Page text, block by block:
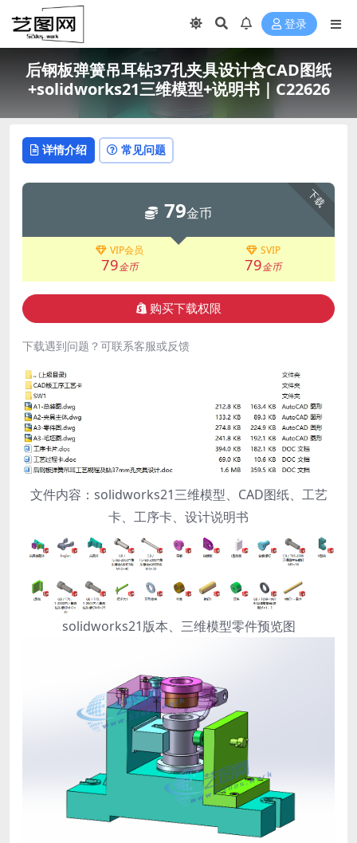
登录
后钢板弹簧吊耳钻37孔夹具设计含CAD图纸
+solidworks21三维模型+说明书｜C22626
详情介绍 常见问题
下载
79金币
VIP会员
79金币
SVIP
79金币
购买下载权限
下载遇到问题？可联系客服或反馈
文件内容：solidworks21三维模型、CAD图纸、工艺
卡、工序卡、设计说明书
solidworks21版本、三维模型零件预览图